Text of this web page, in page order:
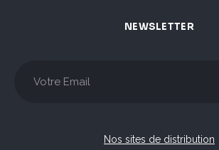
NEWSLETTER
Nos sites de distribution